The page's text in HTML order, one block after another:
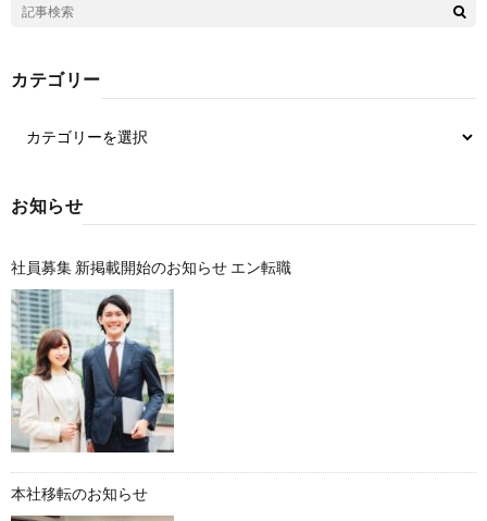
カテゴリー
お知らせ
社員募集 新掲載開始のお知らせ エン転職
本社移転のお知らせ